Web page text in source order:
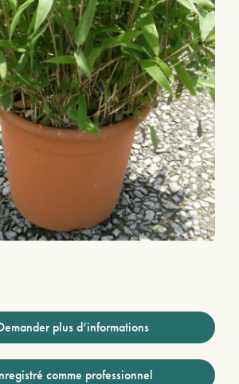
plus d’informations
comme professionnel